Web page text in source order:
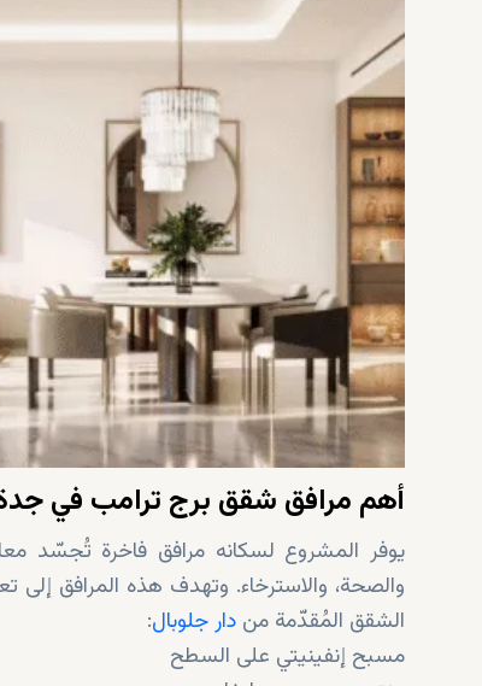
أهم مرافق شقق برج ترامب في
يوفر المشروع لسكانه مرافق فاخرة تُجسّد
والصحة، والاسترخاء. وتهدف هذه المرافق إلى
الشقق المُقدّمة من
دار جلوبال:
مسبح إنفينيتي على السطح